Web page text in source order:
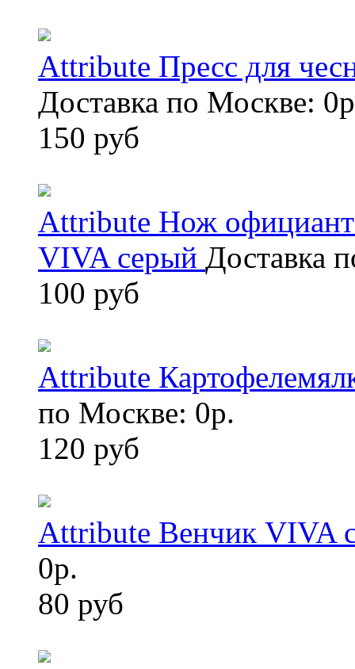
Attribute Пресс для
Доставка по Москве:
150 руб
Attribute Нож
VIVA серый Доставка
100 руб
Attribute
по Москве: 0р.
120 руб
Attribute Венчик VIVA
0р.
80 руб